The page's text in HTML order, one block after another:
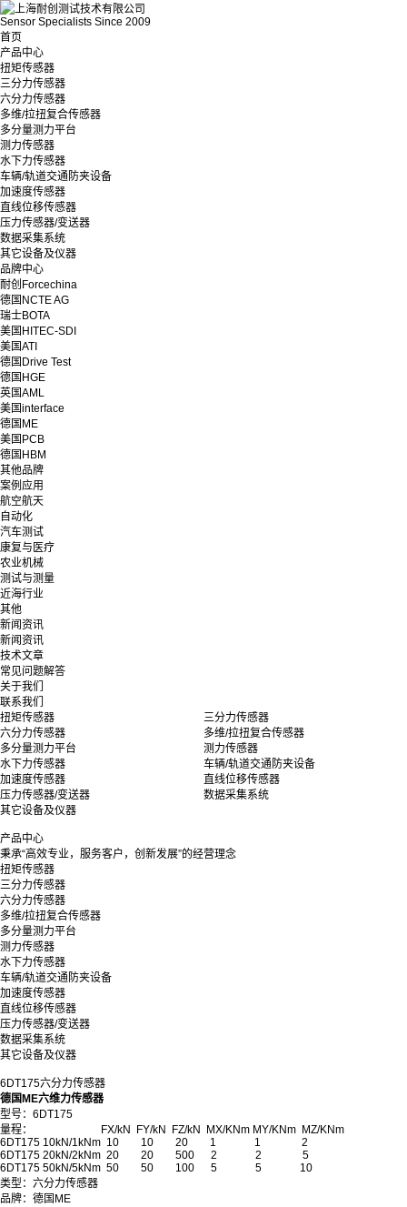
Sensor Specialists Since 2009
首页
产品中心
扭矩传感器
三分力传感器
六分力传感器
多维/拉扭复合传感器
多分量测力平台
测力传感器
水下力传感器
车辆/轨道交通防夹设备
加速度传感器
直线位移传感器
压力传感器/变送器
数据采集系统
其它设备及仪器
品牌中心
耐创Forcechina
德国NCTE AG
瑞士BOTA
美国HITEC-SDI
美国ATI
德国Drive Test
德国HGE
英国AML
美国interface
德国ME
美国PCB
德国HBM
其他品牌
案例应用
航空航天
自动化
汽车测试
康复与医疗
农业机械
测试与测量
近海行业
其他
新闻资讯
新闻资讯
技术文章
常见问题解答
关于我们
联系我们
扭矩传感器
三分力传感器
六分力传感器
多维/拉扭复合传感器
多分量测力平台
测力传感器
水下力传感器
车辆/轨道交通防夹设备
加速度传感器
直线位移传感器
压力传感器/变送器
数据采集系统
其它设备及仪器
产品中心
秉承“高效专业，服务客户，创新发展”的经营理念
扭矩传感器
三分力传感器
六分力传感器
多维/拉扭复合传感器
多分量测力平台
测力传感器
水下力传感器
车辆/轨道交通防夹设备
加速度传感器
直线位移传感器
压力传感器/变送器
数据采集系统
其它设备及仪器
6DT175六分力传感器
德国ME六维力传感器
型号：6DT175
量程： FX/kN FY/kN FZ/kN MX/KNm MY/KNm MZ/KNm
6DT175 10kN/1kNm 10 10 20 1 1 2
6DT175 20kN/2kNm 20 20 500 2 2 5
6DT175 50kN/5kNm 50 50 100 5 5 10
类型：六分力传感器
品牌：德国ME